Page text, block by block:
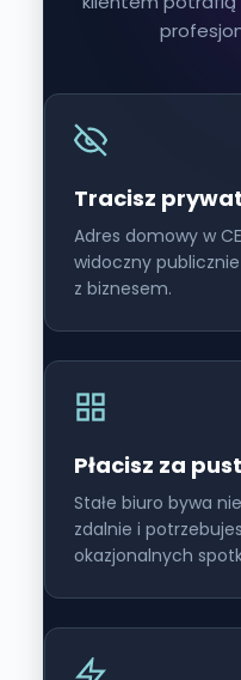
Tracisz
Adres domowy w
widoczny
z biznesem.
Płacisz za
Stałe biuro bywa
zdalnie i
okazjonalnych